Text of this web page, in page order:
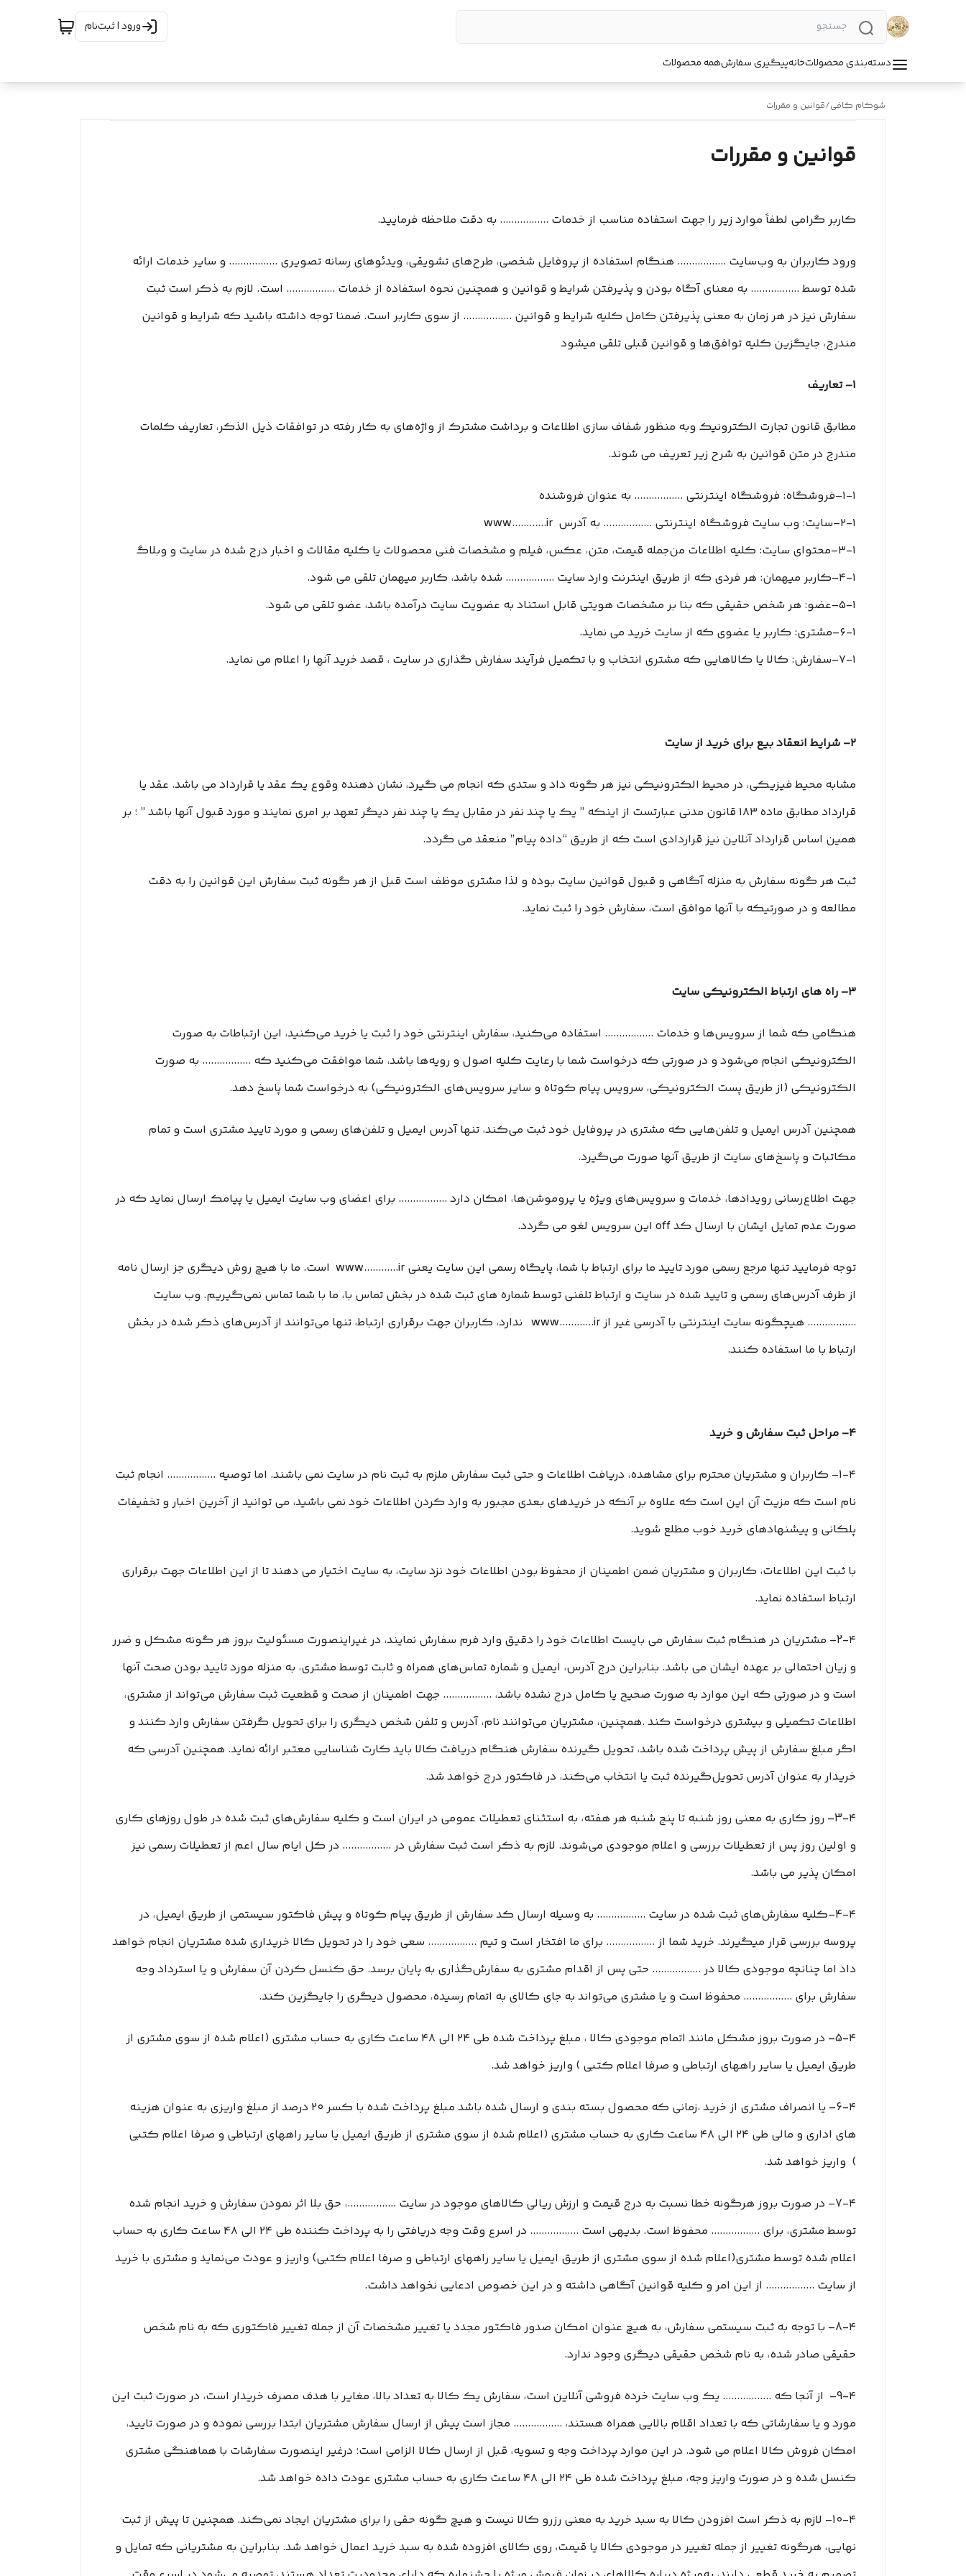
ورود | ثبت‌نام
دسته‌بندی محصولاتخانهپیگیری سفارشهمه محصولات
شوکام کافی/قوانین و مقررات
قوانین و مقررات
کاربر گرامی لطفاً موارد زیر را جهت استفاده مناسب از خدمات ................. به دقت ملاحظه فرمایید.
ورود کاربران به وب‏‌سایت ................. هنگام استفاده از پروفایل شخصی، طرح‏‌های تشویقی، ویدئوهای رسانه تصویری ................. و سایر خدمات ارائه
شده توسط ................. به معنای آگاه بودن و پذیرفتن شرایط و قوانین و همچنین نحوه استفاده از خدمات ................. است. لازم به ذکر است ثبت
سفارش نیز در هر زمان به معنی پذیرفتن کامل کلیه شرایط و قوانین ................. از سوی کاربر است. ضمنا توجه داشته باشید که شرایط و قوانین
مندرج، جایگزین کلیه توافق‏‌ها و قوانین قبلی تلقی میشود
۱– تعاریف
مطابق قانون تجارت الکترونیک وبه منظور شفاف سازی اطلاعات و برداشت مشترک از واژه‌های به کار رفته در توافقات ذیل الذکر، تعاریف کلمات
مندرج در متن قوانین به شرح زیر تعریف می شوند.
۱-۱–فروشگاه: فروشگاه اینترنتی ................. به عنوان فروشنده
۲-۱–سایت: وب سایت فروشگاه اینترنتی ................. به آدرس www............ir
۳-۱–محتوای سایت: کلیه اطلاعات من‌جمله قیمت، متن، عکس، فیلم و مشخصات فنی محصولات یا کلیه مقالات و اخبار درج شده در سایت و وبلاگ
۴-۱–کاربر میهمان: هر فردی که از طریق اینترنت وارد سایت ................. شده باشد، کاربر میهمان تلقی می شود.
۵-۱–عضو: هر شخص حقیقی که بنا بر مشخصات هویتی قابل استناد به عضویت سایت درآمده باشد، عضو تلقی می شود.
۶-۱–مشتری: کاربر یا عضوی که از سایت خرید می نماید.
۷-۱–سفارش: کالا یا کالاهایی که مشتری انتخاب و با تکمیل فرآیند سفارش گذاری در سایت ، قصد خرید آنها را اعلام می نماید.
۲– شرایط انعقاد بیع برای خرید از سایت
مشابه محیط فیزیکی، در محیط الکترونیکی نیز هر گونه داد و ستدی که انجام می گیرد، نشان دهنده وقوع یک عقد یا قرارداد می باشد. عقد یا
قرارداد مطابق ماده ۱۸۳ قانون مدنی عبارتست از اینکه ” یک یا چند نفر در مقابل یک یا چند نفر دیگر تعهد بر امری نمایند و مورد قبول آنها باشد ” ؛ بر
همین اساس قرارداد آنلاین نیز قراردادی است که از طریق “داده پیام” منعقد می گردد.
ثبت هر گونه سفارش به منزله آگاهی و قبول قوانین سایت بوده و لذا مشتری موظف است قبل از هر گونه ثبت سفارش این قوانین را به دقت
مطالعه و در صورتیکه با آنها موافق است، سفارش خود را ثبت نماید.
۳– راه های ارتباط الکترونیکی سایت
هنگامی که شما از سرویس‌‏ها و خدمات ................. استفاده می‏‌کنید، سفارش اینترنتی خود را ثبت یا خرید می‏‌کنید، این ارتباطات به صورت
الکترونیکی انجام می‏‌شود و در صورتی که درخواست شما با رعایت کلیه اصول و رویه‏‌ها باشد، شما موافقت می‌‏کنید که ................. به صورت
الکترونیکی (از طریق پست الکترونیکی، سرویس پیام کوتاه و سایر سرویس‌های الکترونیکی) به درخواست شما پاسخ دهد.
همچنین آدرس ایمیل و تلفن‌هایی که مشتری در پروفایل خود ثبت می‌کند، تنها آدرس ایمیل و تلفن‌های رسمی و مورد تایید مشتری است و تمام
مکاتبات و پاسخ‌های سایت از طریق آنها صورت می‌گیرد.
جهت اطلاع‌رسانی رویدادها، خدمات و سرویس‌های ویژه یا پروموشن‌ها، امکان دارد ................. برای اعضای وب سایت ایمیل یا پیامک ارسال نماید که در
صورت عدم تمایل ایشان با ارسال کد off این سرویس لغو می گردد.
توجه فرمایید تنها مرجع رسمی مورد تایید ما برای ارتباط با شما، پایگاه رسمی این سایت یعنی www............ir است. ما با هیچ روش دیگری جز ارسال نامه
از طرف آدرس‏‌های رسمی و تایید شده در سایت و ارتباط تلفنی توسط شماره های ثبت شده در بخش تماس با، ما با شما تماس نمی‌‏گیریم. وب سایت
................. هیچگونه سایت اینترنتی با آدرسی غیر از www............ir ندارد، کاربران جهت برقراری ارتباط، تنها می‏‌توانند از آدرس‌‏های ذکر شده در بخش
ارتباط با ما استفاده کنند.
۴– مراحل ثبت سفارش و خرید
1-۴– کاربران و مشتریان محترم برای مشاهده، دریافت اطلاعات و حتی ثبت سفارش ملزم به ثبت نام در سایت نمی باشند. اما توصیه ................. انجام ثبت
نام است که مزیت آن این است که علاوه بر آنکه در خریدهای بعدی مجبور به وارد کردن اطلاعات خود نمی باشید، می توانید از آخرین اخبار و تخفیفات
پلکانی و پیشنهادهای خرید خوب مطلع شوید.
با ثبت این اطلاعات، کاربران و مشتریان ضمن اطمینان از محفوظ بودن اطلاعات خود نزد سایت، به سایت اختیار می دهند تا از این اطلاعات جهت برقراری
ارتباط استفاده نماید.
2-۴– مشتریان در هنگام ثبت سفارش می بایست اطلاعات خود را دقیق وارد فرم سفارش نمایند، در غیراینصورت مسئولیت بروز هر گونه مشکل و ضرر
و زیان احتمالی بر عهده ایشان می باشد. بنابراین درج آدرس، ایمیل و شماره تماس‌های همراه و ثابت توسط مشتری، به منزله مورد تایید بودن صحت آنها
است و در صورتی که این موارد به صورت صحیح یا کامل درج نشده باشد، ................. جهت اطمینان از صحت و قطعیت ثبت سفارش می‌تواند از مشتری،
اطلاعات تکمیلی و بیشتری درخواست کند .همچنین، مشتریان می‌توانند نام، آدرس و تلفن شخص دیگری را برای تحویل گرفتن سفارش وارد کنند و
اگر مبلغ سفارش از پیش پرداخت شده باشد، تحویل گیرنده سفارش هنگام دریافت کالا باید کارت شناسایی معتبر ارائه نماید. همچنین آدرسی که
خریدار به عنوان آدرس تحویل‌گیرنده ثبت یا انتخاب می‌کند، در فاکتور درج خواهد شد.
3-۴– روز کاری به معنی روز شنبه تا پنج شنبه هر هفته، به استثنای تعطیلات عمومی در ایران است و کلیه سفارش‏‌های ثبت شده در طول روزهای کاری
و اولین روز پس از تعطیلات بررسی و اعلام موجودی می‌‏شوند. لازم به ذکر است ثبت سفارش در ................. در کل ایام سال اعم از تعطیلات رسمی نیز
امکان پذیر می باشد.
4-۴–کلیه سفارش‌‏های ثبت شده در سایت ................. به وسیله ارسال کد سفارش از طریق پیام کوتاه و پیش فاکتور سیستمی از طریق ایمیل، در
پروسه بررسی قرار میگیرند. خرید شما از ................. برای ما افتخار است و تیم ................. سعی خود را در تحویل کالا خریداری شده مشتریان انجام خواهد
داد اما چنانچه موجودی کالا در ................. حتی پس از اقدام مشتری به سفارش‌‏گذاری به پایان برسد. حق کنسل کردن آن سفارش و یا استرداد وجه
سفارش برای ................. محفوظ است و یا مشتری می‏‌تواند به جای کالای به اتمام رسیده، محصول دیگری را جایگزین کند.
5-۴– در صورت بروز مشکل مانند اتمام موجودی کالا ، مبلغ پرداخت شده طی ۲۴ الی ۴۸ ساعت کاری به حساب مشتری (اعلام شده از سوی مشتری از
طریق ایمیل یا سایر راههای ارتباطی و صرفا اعلام کتبی ) واریز خواهد شد.
6-۴– یا انصراف مشتری از خرید ،زمانی که محصول بسته بندی و ارسال شده باشد مبلغ پرداخت شده با کسر ۲۰ درصد از مبلغ واریزی به عنوان هزینه
های اداری و مالی طی ۲۴ الی ۴۸ ساعت کاری به حساب مشتری (اعلام شده از سوی مشتری از طریق ایمیل یا سایر راههای ارتباطی و صرفا اعلام کتبی
) واریز خواهد شد.
7-۴– در صورت بروز هرگونه خطا نسبت به درج قیمت و ارزش ریالی کالاهای موجود در سایت .................، حق بلا اثر نمودن سفارش و خرید انجام شده
توسط مشتری، برای ................. محفوظ است. بدیهی است ................. در اسرع وقت وجه دریافتی را به پرداخت کننده طی ۲۴ الی ۴۸ ساعت کاری به حساب
اعلام شده توسط مشتری(اعلام شده از سوی مشتری از طریق ایمیل یا سایر راههای ارتباطی و صرفا اعلام کتبی) واریز و عودت می‌نماید و مشتری با خرید
از سایت ................. از این امر و کلیه قوانین آگاهی داشته و در این خصوص ادعایی نخواهد داشت.
8-۴– با توجه به ثبت سیستمی سفارش، به هیچ عنوان امکان صدور فاکتور مجدد یا تغییر مشخصات آن از جمله تغییر فاکتوری که به نام شخص
حقیقی صادر شده، به نام شخص حقیقی دیگری وجود ندارد.
9-۴– از آنجا که ................. یک وب ‌سایت خرده‌ فروشی آنلاین است، سفارش یک کالا به تعداد بالا، مغایر با هدف مصرف خریدار است، در صورت ثبت این
مورد و یا سفارشاتی که با تعداد اقلام بالایی همراه هستند، ................. مجاز است پیش از ارسال سفارش مشتریان ابتدا بررسی نموده و در صورت تایید،
امکان فروش کالا اعلام می شود. در این موارد پرداخت وجه و تسویه، قبل از ارسال کالا الزامی است؛ درغیر اینصورت سفارشات با هماهنگی مشتری
کنسل شده و در صورت واریز وجه، مبلغ پرداخت شده طی ۲۴ الی ۴۸ ساعت کاری به حساب مشتری عودت داده خواهد شد.
10-۴– لازم به ذکر است افزودن کالا به سبد خرید به معنی رزرو کالا نیست و هیچ گونه حقی را برای مشتریان ایجاد نمی‌کند. همچنین تا پیش از ثبت
نهایی، هرگونه تغییر از جمله تغییر در موجودی کالا یا قیمت، روی کالای افزوده شده به سبد خرید اعمال خواهد شد. بنابراین به مشتریانی که تمایل و